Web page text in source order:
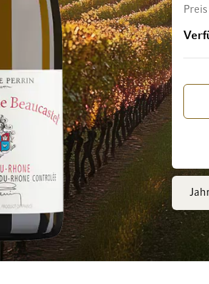
springenZum Anfang der Bildgalerie